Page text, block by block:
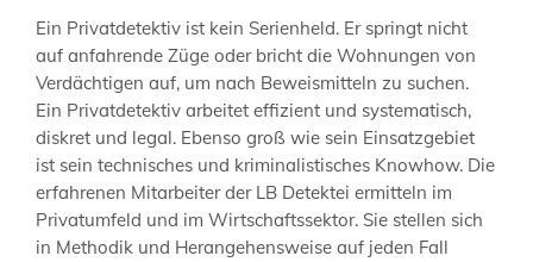
Ein Privatdetektiv ist kein Serienheld. Er springt nicht
auf anfahrende Züge oder bricht die Wohnungen von
Verdächtigen auf, um nach Beweismitteln zu suchen.
Ein Privatdetektiv arbeitet effizient und systematisch,
diskret und legal. Ebenso groß wie sein Einsatzgebiet
ist sein technisches und kriminalistisches Knowhow. Die
erfahrenen Mitarbeiter der LB Detektei ermitteln im
Privatumfeld und im Wirtschaftssektor. Sie stellen sich
in Methodik und Herangehensweise auf jeden Fall